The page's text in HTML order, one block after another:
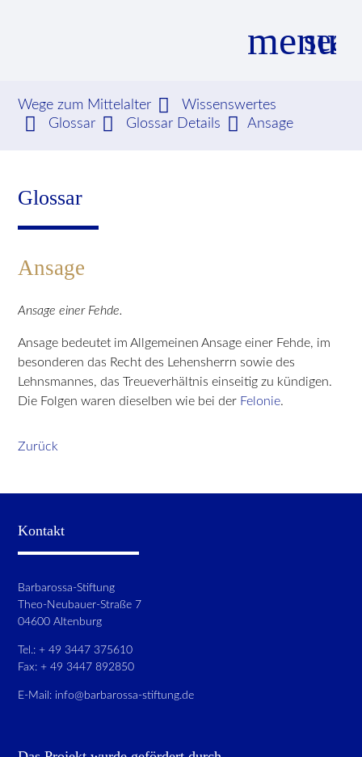
menu
Suchbegriffe SUCHEN
Wege zum Mittelalter
Wissenswertes
Glossar
Glossar Details Ansage
Glossar
Ansage
Ansage einer Fehde.
Ansage bedeutet im Allgemeinen Ansage einer Fehde, im
besonderen das Recht des Lehensherrn sowie des
Lehnsmannes, das Treueverhältnis einseitig zu kündigen.
Die Folgen waren dieselben wie bei der Felonie.
Zurück
Kontakt
Barbarossa-Stiftung
Theo-Neubauer-Straße 7
04600 Altenburg
Tel.: + 49 3447 375610
Fax: + 49 3447 892850
E-Mail: info@barbarossa-stiftung.de